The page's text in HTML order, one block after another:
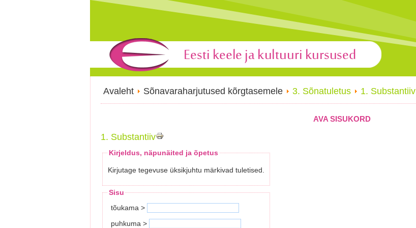
Avaleht Sõnavaraharjutused kõrgtasemele 3. Sõnatuletus 1. Substantiiv
AVA SISUKORD
1. Substantiiv
Kirjeldus, näpunäited ja õpetus
Kirjutage tegevuse üksikjuhtu märkivad tuletised.
Sisu
tõukama >
puhkuma >